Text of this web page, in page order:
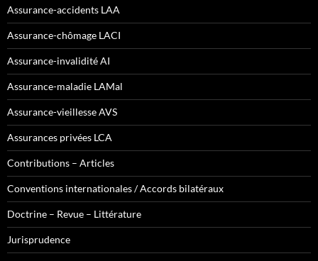
Assurance-accidents LAA
Assurance-chômage LACI
Assurance-invalidité AI
Assurance-maladie LAMal
Assurance-vieillesse AVS
Assurances privées LCA
Contributions – Articles
Conventions internationales / Accords bilatéraux
Doctrine – Revue – Littérature
Jurisprudence